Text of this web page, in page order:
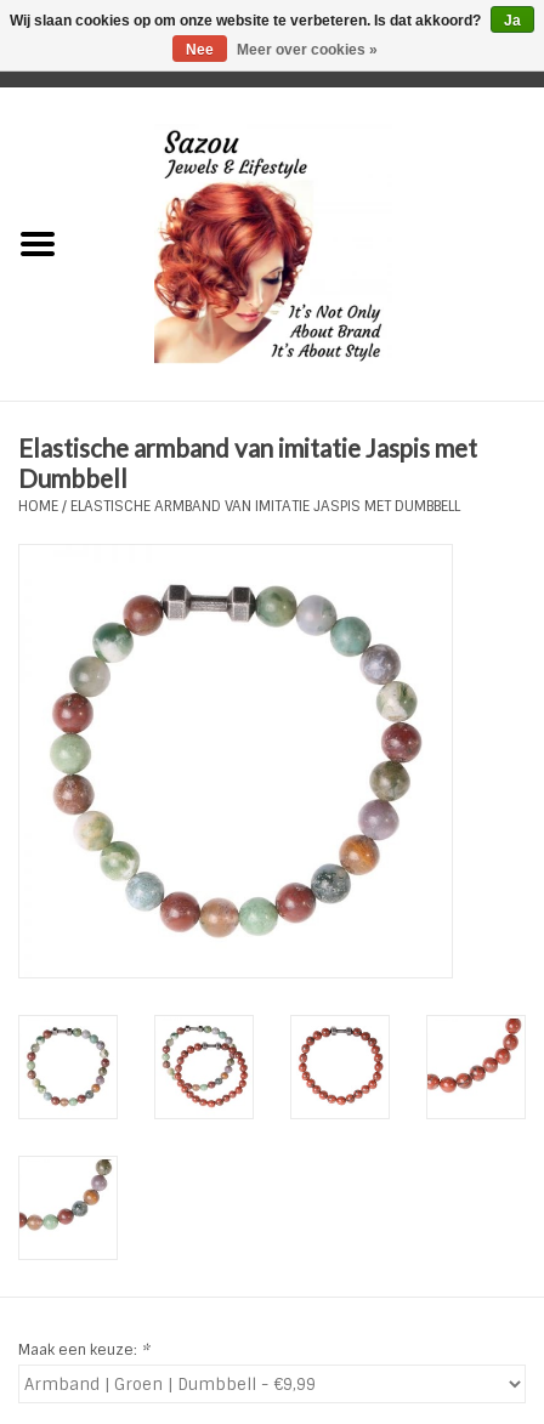
Just for Him
Plus Size Sieraden
Tassen en meer
Haaraccesoires
Zonnebrillen
Fashion
ON THE BEACH
LIFESTYLE PRODUCTEN
Elastische armband van imitatie Jaspis met
Dumbbell
HOME/ ELASTISCHE ARMBAND VAN IMITATIE JASPIS MET DUMBBELL
Maak een keuze: *
Wij slaan cookies op om onze website te verbeteren. Is dat akkoord?
Ja
Nee
Meer over cookies »